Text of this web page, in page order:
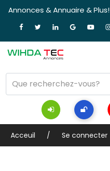
Annonces & Annuaire & Plus!
Acceuil Se connecter